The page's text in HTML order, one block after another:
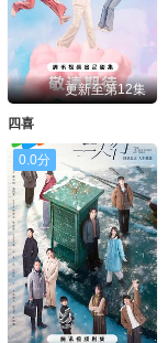
更新至第12集
四喜
0.0分